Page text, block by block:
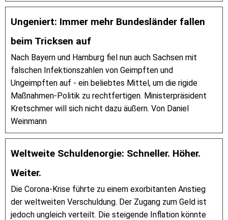
Ungeniert: Immer mehr Bundesländer fallen
beim Tricksen auf
Nach Bayern und Hamburg fiel nun auch Sachsen mit
falschen Infektionszahlen von Geimpften und
Ungeimpften auf - ein beliebtes Mittel, um die rigide
Maßnahmen-Politik zu rechtfertigen. Ministerpräsident
Kretschmer will sich nicht dazu äußern. Von Daniel
Weinmann
Weltweite Schuldenorgie: Schneller. Höher.
Weiter.
Die Corona-Krise führte zu einem exorbitanten Anstieg
der weltweiten Verschuldung. Der Zugang zum Geld ist
jedoch ungleich verteilt. Die steigende Inflation könnte